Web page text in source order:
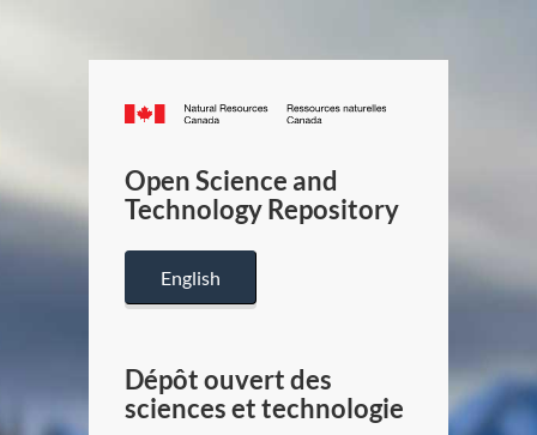
Canada.ca
/
Canada
Open Science and
Technology Repository
English
Dépôt ouvert des
sciences et technologie